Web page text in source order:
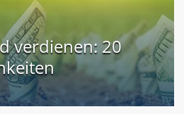
verdienen: 20